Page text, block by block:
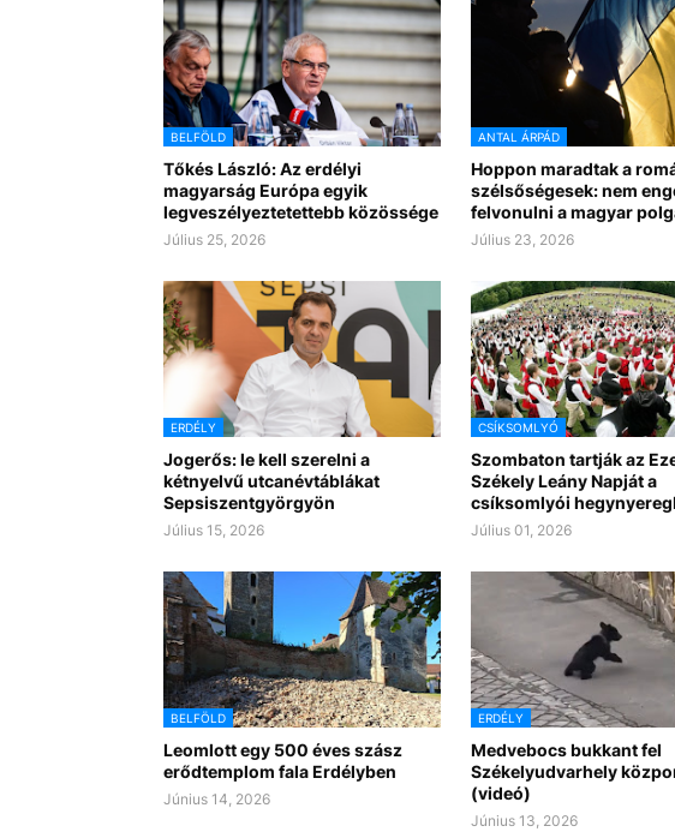
BELFÖLD
Tőkés László: Az erdélyi
magyarság Európa egyik
legveszélyeztetettebb közössége
Július 25, 2026
ANTAL ÁRPÁD
Hoppon maradtak a
szélsőségesek: nem
felvonulni a magyar
Július 23, 2026
ERDÉLY
Jogerős: le kell szerelni a
kétnyelvű utcanévtáblákat
Sepsiszentgyörgyön
Július 15, 2026
CSÍKSOMLYÓ
Szombaton tartják az
Székely Leány Napját a
csíksomlyói
Július 01, 2026
BELFÖLD
Leomlott egy 500 éves szász
erődtemplom fala Erdélyben
Június 14, 2026
ERDÉLY
Medvebocs bukkant fel
Székelyudvarhely
(videó)
Június 13, 2026